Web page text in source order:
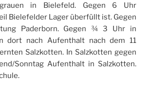
in Bielefeld. Gegen 6 Uhr
Bielefelder Lager überfüllt ist. Gegen
Paderborn. Gegen ¾ 3 Uhr in
dort nach Aufenthalt nach dem 11
Salzkotten. In Salzkotten gegen
Sonntag Aufenthalt in Salzkotten.